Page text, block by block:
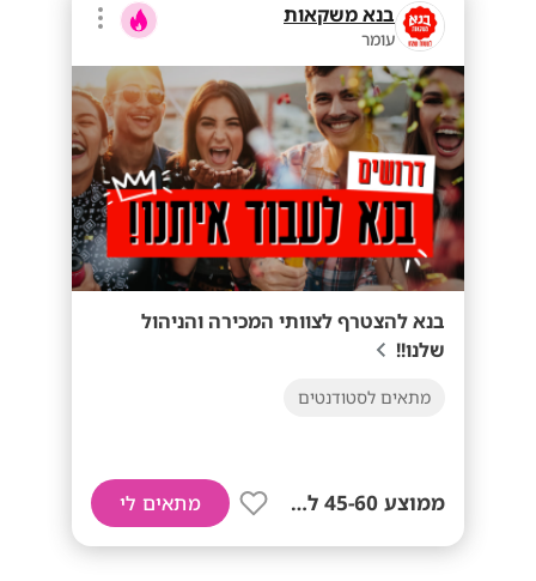
בנא משקאות
עומר
בנא להצטרף לצוותי המכירה והניהול
שלנו!!
מתאים לסטודנטים
ממוצע 45-60 לשעה! מתאים לי